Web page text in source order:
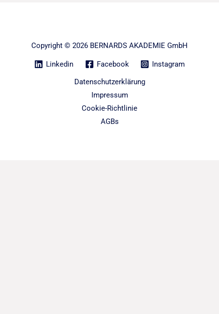
Copyright © 2026 BERNARDS AKADEMIE GmbH
Linkedin Facebook
Instagram
Datenschutzerklärung
Impressum
Cookie-Richtlinie
AGBs